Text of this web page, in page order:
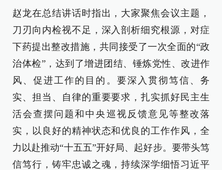
赵龙在总结讲话时指出，大家聚焦会议主题，
刀刃向内检视不足，深入剖析细究根源，对症
下药提出整改措施，共同接受了一次全面的“政
治体检”，达到了增进团结、锤炼党性、改进作
风、促进工作的目的。要深入贯彻笃信、务
实、担当、自律的重要要求，扎实抓好民主生
活会查摆问题和中央巡视反馈意见等整改落
实，以良好的精神状态和优良的工作作风，全
力以赴推动“十五五”开好局、起好步。要带头笃
信笃行，铸牢忠诚之魂，持续深学细悟习近平